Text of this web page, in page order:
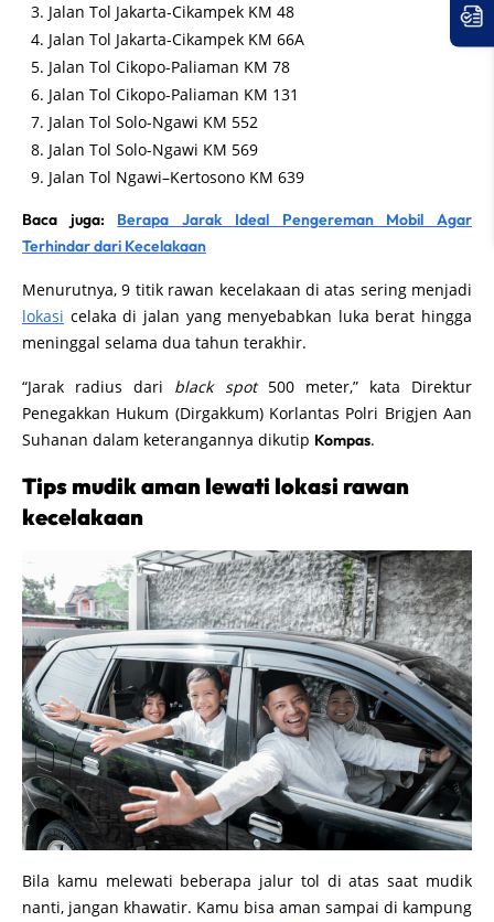
Jalan Tol Jakarta-Cikampek KM 48
Jalan Tol Jakarta-Cikampek KM 66A
Jalan Tol Cikopo-Paliaman KM 78
Jalan Tol Cikopo-Paliaman KM 131
Jalan Tol Solo-Ngawi KM 552
Jalan Tol Solo-Ngawi KM 569
Jalan Tol Ngawi–Kertosono KM 639
Baca juga: Berapa Jarak Ideal Pengereman Mobil Agar
Terhindar dari Kecelakaan
Menurutnya, 9 titik rawan kecelakaan di atas sering menjadi
lokasi celaka di jalan yang menyebabkan luka berat hingga
meninggal selama dua tahun terakhir.
“Jarak radius dari black spot500 meter,” kata Direktur
Penegakkan Hukum (Dirgakkum) Korlantas Polri Brigjen Aan
Suhanan dalam keterangannya dikutip Kompas.
Tips mudik aman lewati lokasi rawan
kecelakaan
Bila kamu melewati beberapa jalur tol di atas saat mudik
nanti, jangan khawatir. Kamu bisa aman sampai di kampung